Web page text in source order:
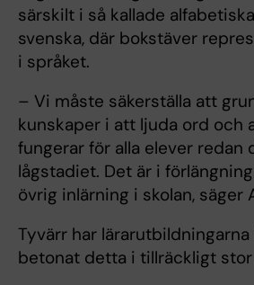
särskilt i så kallade
svenska, där bokstäver
i språket.
– Vi måste säkerställa att
kunskaper i att ljuda ord och
fungerar för alla elever redan
lågstadiet. Det är i
övrig inlärning i skolan, säger
Tyvärr har
betonat detta i tillräckligt